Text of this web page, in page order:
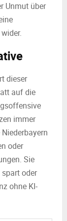
Unmut über
dieser
auf die
immer
oder
Sie
oder
ohne KI-